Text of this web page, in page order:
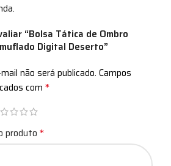
“Bolsa Tática de Ombro
Digital Deserto”
não será publicado. Campos
com *
produto *